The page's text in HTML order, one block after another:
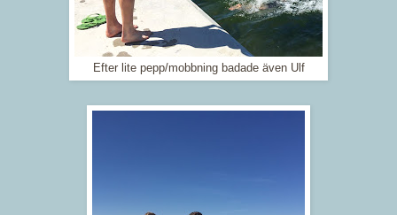
Efter lite pepp/mobbning badade även Ulf